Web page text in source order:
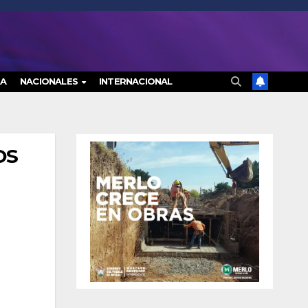
NACIONALES INTERNACIONAL